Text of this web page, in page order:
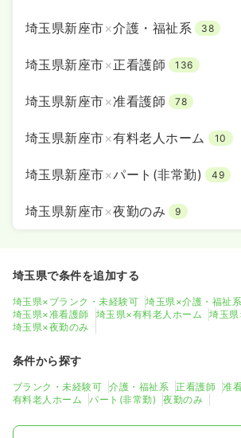
埼玉県新座市×介護・福祉系 38
埼玉県新座市×正看護師 136
埼玉県新座市×准看護師 78
埼玉県新座市×有料老人ホーム 10
埼玉県新座市×パート(非常勤) 49
埼玉県新座市×夜勤のみ 9
埼玉県で条件を追加する
埼玉県×ブランク・未経験可 埼玉県×介護・福祉系
埼玉県×准看護師
埼玉県×有料老人ホーム
埼玉
埼玉県×夜勤のみ
条件から探す
ブランク・未経験可 介護・福祉系 正看護師
准
有料老人ホーム
パート(非常勤) 夜勤のみ